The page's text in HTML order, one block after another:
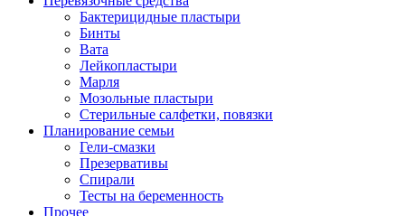
Бактерицидные пластыри
Бинты
Вата
Лейкопластыри
Марля
Мозольные пластыри
Стерильные салфетки, повязки
Планирование семьи
Гели-смазки
Презервативы
Спирали
Тесты на беременность
Прочее